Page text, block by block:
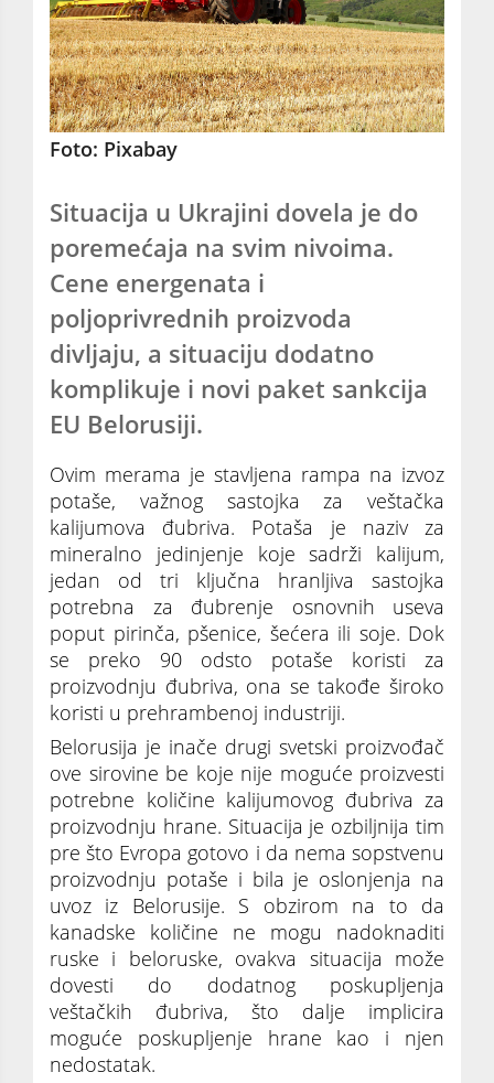
Foto: Pixabay
Situacija u Ukrajini dovela je do
poremećaja na svim nivoima.
Cene energenata i
poljoprivrednih proizvoda
divljaju, a situaciju dodatno
komplikuje i novi paket sankcija
EU Belorusiji.
Ovim merama je stavljena rampa na izvoz
potaše, važnog sastojka za veštačka
kalijumova đubriva. Potaša je naziv za
mineralno jedinjenje koje sadrži kalijum,
jedan od tri ključna hranljiva sastojka
potrebna za đubrenje osnovnih useva
poput pirinča, pšenice, šećera ili soje. Dok
se preko 90 odsto potaše koristi za
proizvodnju đubriva, ona se takođe široko
koristi u prehrambenoj industriji.
Belorusija je inače drugi svetski proizvođač
ove sirovine be koje nije moguće proizvesti
potrebne količine kalijumovog đubriva za
proizvodnju hrane. Situacija je ozbiljnija tim
pre što Evropa gotovo i da nema sopstvenu
proizvodnju potaše i bila je oslonjenja na
uvoz iz Belorusije. S obzirom na to da
kanadske količine ne mogu nadoknaditi
ruske i beloruske, ovakva situacija može
dovesti do dodatnog poskupljenja
veštačkih đubriva, što dalje implicira
moguće poskupljenje hrane kao i njen
nedostatak.